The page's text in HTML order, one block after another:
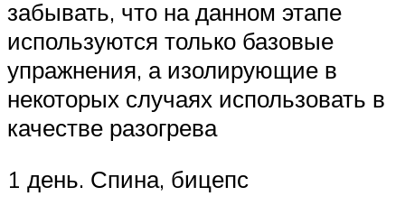
забывать, что на данном этапе
используются только базовые
упражнения, а изолирующие в
некоторых случаях использовать в
качестве разогрева
1 день. Спина, бицепс